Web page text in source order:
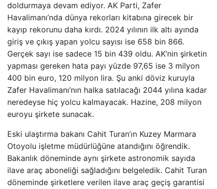
doldurmaya devam ediyor. AK Parti, Zafer
Havalimanı’nda dünya rekorları kitabına girecek bir
kayıp rekorunu daha kırdı. 2024 yılının ilk altı ayında
giriş ve çıkış yapan yolcu sayısı ise 658 bin 866.
Gerçek sayı ise sadece 15 bin 439 oldu. AK’nin şirketin
yapması gereken hata payı yüzde 97,65 ise 3 milyon
400 bin euro, 120 milyon lira. Şu anki döviz kuruyla
Zafer Havalimanı’nın halka satılacağı 2044 yılına kadar
neredeyse hiç yolcu kalmayacak. Hazine, 208 milyon
euroyu şirkete sunacak.
Eski ulaştırma bakanı Cahit Turan’ın Kuzey Marmara
Otoyolu işletme müdürlüğüne atandığını öğrendik.
Bakanlık döneminde aynı şirkete astronomik sayıda
ilave araç aboneliği sağladığını belgeledik. Cahit Turan
döneminde şirketlere verilen ilave araç geçiş garantisi